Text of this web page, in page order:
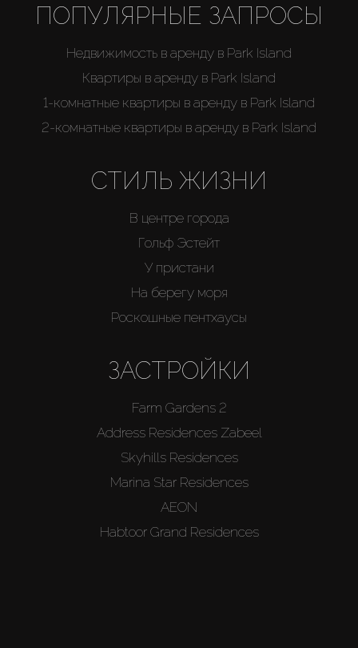
ПОПУЛЯРНЫЕ ЗАПРОСЫ
Недвижимость в аренду в Park Island
Квартиры в аренду в Park Island
1-комнатные квартиры в аренду в Park Island
2-комнатные квартиры в аренду в Park Island
СТИЛЬ ЖИЗНИ
В центре города
Гольф Эстейт
У пристани
На берегу моря
Роскошные пентхаусы
ЗАСТРОЙКИ
Farm Gardens 2
Address Residences Zabeel
Skyhills Residences
Marina Star Residences
AEON
Habtoor Grand Residences